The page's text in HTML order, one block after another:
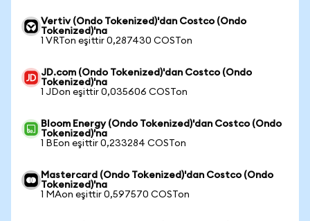
Vertiv (Ondo Tokenized)'dan Costco (Ondo
Tokenized)'na
1 VRTon eşittir 0,287430 COSTon
JD.com (Ondo Tokenized)'dan Costco (Ondo
Tokenized)'na
1 JDon eşittir 0,035606 COSTon
Bloom Energy (Ondo Tokenized)'dan Costco (Ondo
Tokenized)'na
1 BEon eşittir 0,233284 COSTon
Mastercard (Ondo Tokenized)'dan Costco (Ondo
Tokenized)'na
1 MAon eşittir 0,597570 COSTon